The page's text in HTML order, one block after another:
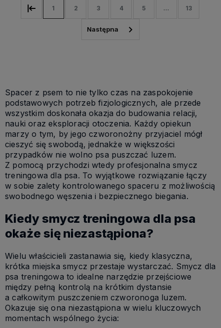
1 2 3 4 5 ... 13
Spacer z psem to nie tylko czas na zaspokojenie
podstawowych potrzeb fizjologicznych, ale przede
wszystkim doskonała okazja do budowania relacji,
nauki oraz eksploracji otoczenia. Każdy opiekun
marzy o tym, by jego czworonożny przyjaciel mógł
cieszyć się swobodą, jednakże w większości
przypadków nie wolno psa puszczać luzem.
Z pomocą przychodzi wtedy profesjonalna smycz
treningowa dla psa. To wyjątkowe rozwiązanie łączy
w sobie zalety kontrolowanego spaceru z możliwością
swobodnego węszenia i bezpiecznego biegania.
Kiedy smycz treningowa dla psa
okaże się niezastąpiona?
Wielu właścicieli zastanawia się, kiedy klasyczna,
krótka miejska smycz przestaje wystarczać. Smycz dla
psa treningowa to idealne narzędzie przejściowe
między pełną kontrolą na krótkim dystansie
a całkowitym puszczeniem czworonoga luzem.
Okazuje się ona niezastąpiona w wielu kluczowych
momentach wspólnego życia: